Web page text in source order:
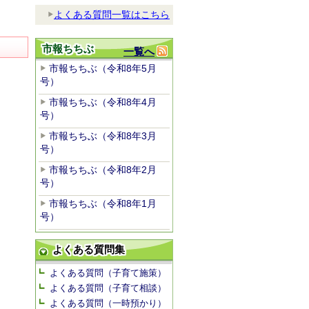
よくある質問一覧はこちら
一覧へ
市報ちちぶ
市報ちちぶ（令和8年5月
号）
市報ちちぶ（令和8年4月
号）
市報ちちぶ（令和8年3月
号）
市報ちちぶ（令和8年2月
号）
市報ちちぶ（令和8年1月
号）
よくある質問集
よくある質問（子育て施策）
よくある質問（子育て相談）
よくある質問（一時預かり）